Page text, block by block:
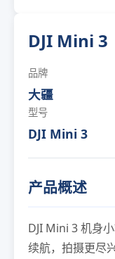
DJI Mini 3
品牌
大疆
型号
DJI Mini 3
产品概述
DJI Mini 3 机身
续航，拍摄更尽